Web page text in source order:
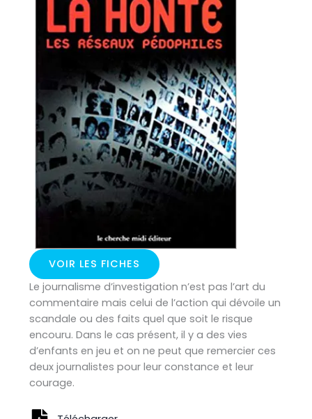
Le journalisme d’investigation n’est pas l’art du
commentaire mais celui de l’action qui dévoile un
scandale ou des faits quel que soit le risque
encouru. Dans le cas présent, il y a des vies
d’enfants en jeu et on ne peut que remercier ces
deux journalistes pour leur constance et leur
courage.
VOIR LES FICHES